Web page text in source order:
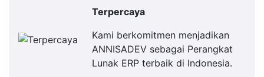
Terpercaya
Kami berkomitmen menjadikan
ANNISADEV sebagai Perangkat
Lunak ERP terbaik di Indonesia.